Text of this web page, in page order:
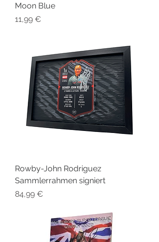
Moon Blue
Preis
11,99 €
Rowby-John Rodriguez
Sammlerrahmen signiert
Preis
84,99 €